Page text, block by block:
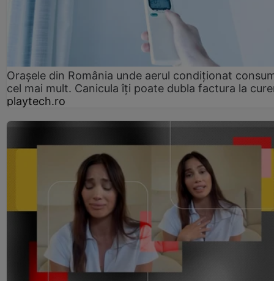
Orașele din România unde aerul condiționat
cel mai mult. Canicula îți poate dubla factura la
playtech.ro